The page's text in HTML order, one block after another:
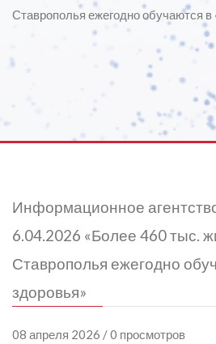
Ставрополья ежегодно обучаются в
Информационное
6.04.2026 «Более 460 тыс.
Ставрополья ежегодно
здоровья»
08 апреля 2026 / 0 просмотров